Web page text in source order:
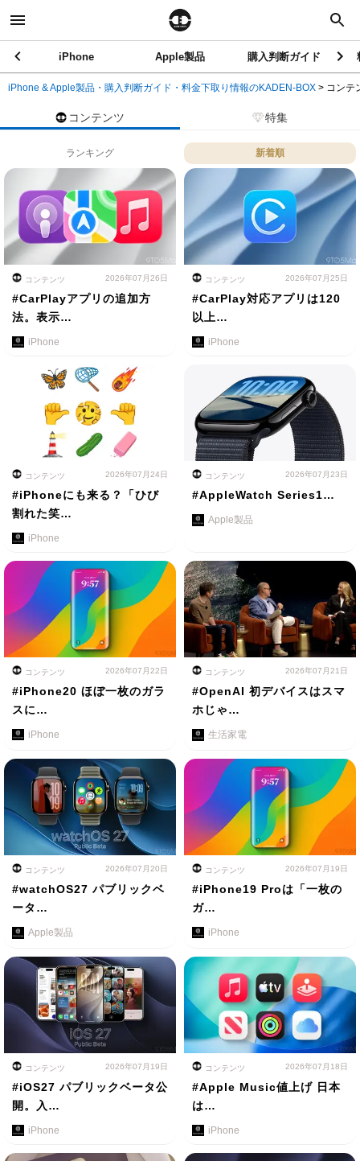
iPhone Apple製品 購入判断ガイド
iPhone & Apple製品・購入判断ガイド・料金下取り情報のKADEN-BOX > コンテ
コンテンツ 特集
ランキング 新着順
コンテンツ 2026年07月26日
#CarPlayアプリの追加方
法。表示…
iPhone
コンテンツ 2026年07月25日
#CarPlay対応アプリは120
以上…
iPhone
コンテンツ 2026年07月24日
#iPhoneにも来る？「ひび
割れた笑…
iPhone
コンテンツ 2026年07月23日
#AppleWatch Series1…
Apple製品
コンテンツ 2026年07月22日
#iPhone20 ほぼ一枚のガラ
スに…
iPhone
コンテンツ 2026年07月21日
#OpenAI 初デバイスはスマ
ホじゃ…
生活家電
コンテンツ 2026年07月20日
#watchOS27 パブリックベ
ータ…
Apple製品
コンテンツ 2026年07月19日
#iPhone19 Proは「一枚の
ガ…
iPhone
コンテンツ 2026年07月19日
#iOS27 パブリックベータ公
開。入…
iPhone
コンテンツ 2026年07月18日
#Apple Music値上げ 日本
は…
iPhone